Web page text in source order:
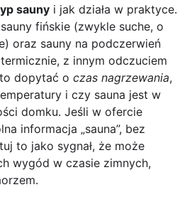
sauny i jak działa w praktyce.
fińskie (zwykle suche, o
oraz sauny na podczerwień
z innym odczuciem
dopytać o czas nagrzewania,
i czy sauna jest w
domku. Jeśli w ofercie
informacja „sauna”, bez
to jako sygnał, że może
wygód w czasie zimnych,